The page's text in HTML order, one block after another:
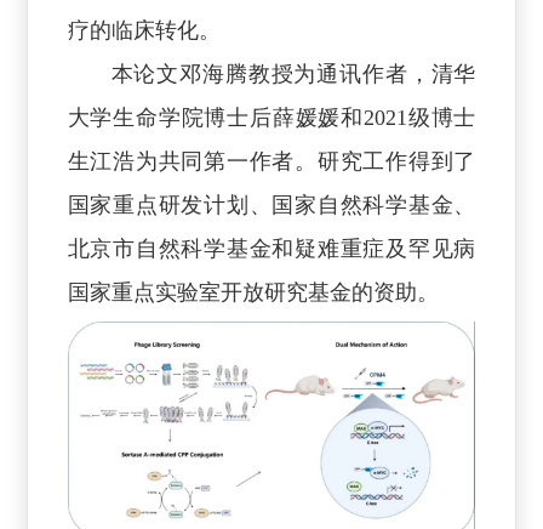
疗的临床转化。
本论文邓海腾教授为通讯作者，清华
大学生命学院博士后薛媛媛和2021级博士
生江浩为共同第一作者。研究工作得到了
国家重点研发计划、国家自然科学基金、
北京市自然科学基金和疑难重症及罕见病
国家重点实验室开放研究基金的资助。